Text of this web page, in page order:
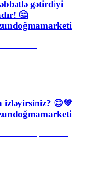
gətirdiyi
🤔
izləyirsiniz? 😊💚